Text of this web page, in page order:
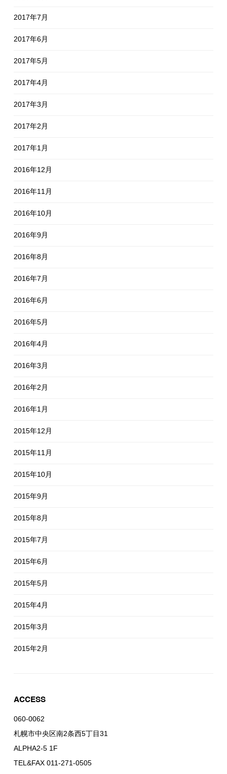
2017年7月
2017年6月
2017年5月
2017年4月
2017年3月
2017年2月
2017年1月
2016年12月
2016年11月
2016年10月
2016年9月
2016年8月
2016年7月
2016年6月
2016年5月
2016年4月
2016年3月
2016年2月
2016年1月
2015年12月
2015年11月
2015年10月
2015年9月
2015年8月
2015年7月
2015年6月
2015年5月
2015年4月
2015年3月
2015年2月
ACCESS
060-0062
札幌市中央区南2条西5丁目31
ALPHA2-5 1F
TEL&FAX 011-271-0505